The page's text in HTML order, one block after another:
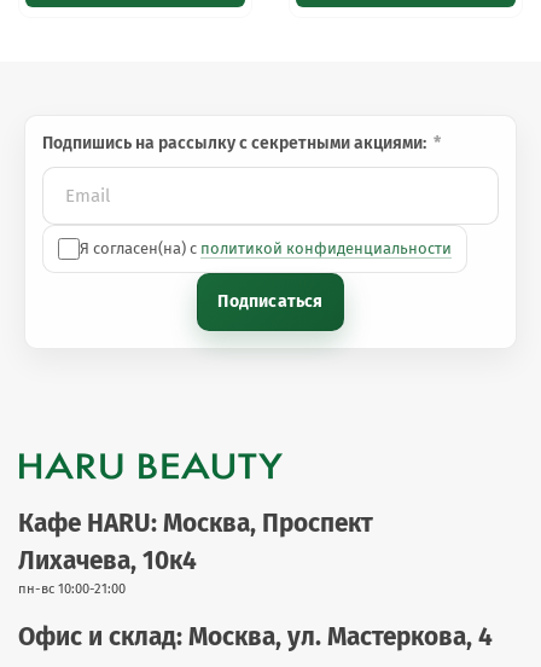
Подпишись на рассылку с секретными акциями:
Я согласен(на) с политикой конфиденциальности
Подписаться
Кафе HARU: Москва, Проспект
Лихачева, 10к4
пн-вс 10:00-21:00
Офис и склад: Москва, ул. Мастеркова, 4